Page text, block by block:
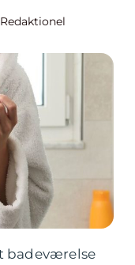
Redaktionel
badeværelse